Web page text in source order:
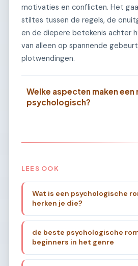
motivaties en conflicten. Het
stiltes tussen de regels, de
en de diepere betekenis achter
van alleen op spannende
plotwendingen.
Welke aspecten maken een
psychologisch?
LEES OOK
Wat is een psychologische
herken je die?
de beste psychologische
beginners in het genre